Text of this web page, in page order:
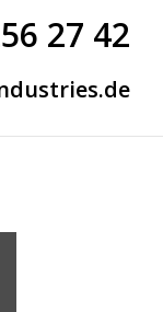
27 42